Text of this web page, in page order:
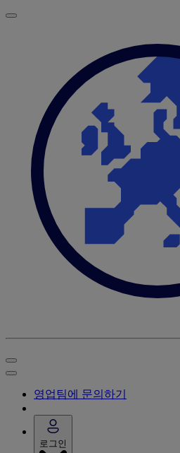
영업팀에 문의하기
로그인